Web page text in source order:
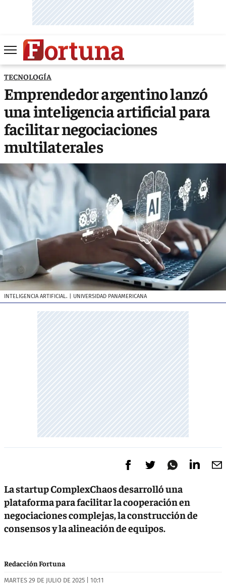
TECNOLOGÍA
Emprendedor argentino lanzó
una inteligencia artificial para
facilitar negociaciones
multilaterales
INTELIGENCIA ARTIFICIAL. | UNIVERSIDAD PANAMERICANA
La startup ComplexChaos desarrolló una
plataforma para facilitar la cooperación en
negociaciones complejas, la construcción de
consensos y la alineación de equipos.
Redacción Fortuna
MARTES 29 DE JULIO DE 2025 | 10:11